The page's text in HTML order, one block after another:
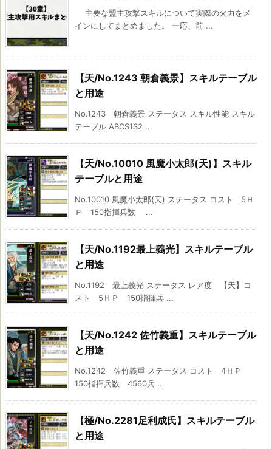
主要な盟主攻撃スキルについて実際の火力をメ
インにしてまとめました。 一応、前 ...
【天/No.1243 朝倉義景】スキルテーブル
と用途
No.1243 朝倉義景 ステータス スキル性能 スキル
テーブル ABCS1S2 ...
【天/No.10010 風魔小太郎(天)】スキル
テーブルと用途
No.10010 風魔小太郎(天) ステータス コスト 5Ｈ
Ｐ 150指揮兵数 ...
【天/No.1192最上義光】スキルテーブル
と用途
No.1192 最上義光 ステータス レア度 【天】コ
スト 5ＨＰ 150指揮兵 ...
【天/No.1242 佐竹義重】スキルテーブル
と用途
No.1242 佐竹義重 ステータス コスト 4ＨＰ
150指揮兵数 4560兵 ...
【極/No.2281足利成氏】スキルテーブル
と用途